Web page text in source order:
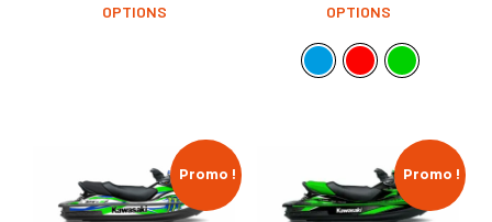
OPTIONS
OPTIONS
Promo ! Promo !